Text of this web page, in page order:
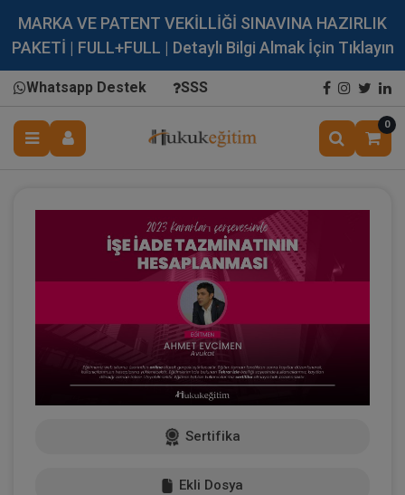
MARKA VE PATENT VEKİLLİĞİ SINAVINA HAZIRLIK
PAKETİ | FULL+FULL | Detaylı Bilgi Almak İçin Tıklayın
Whatsapp Destek SSS
0
Sertifika
Ekli Dosya